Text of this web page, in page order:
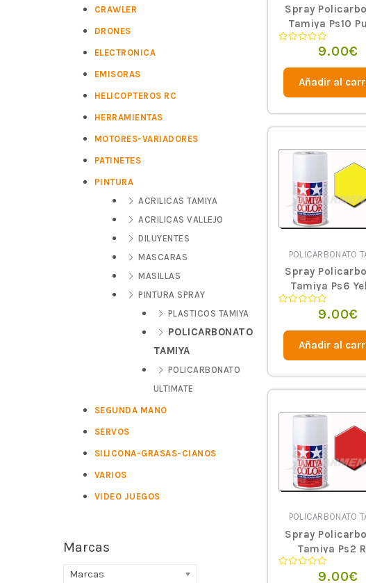
CRAWLER
DRONES
ELECTRONICA
EMISORAS
HELICOPTEROS RC
HERRAMIENTAS
MOTORES-VARIADORES
PATINETES
PINTURA
ACRILICAS TAMIYA
ACRILICAS VALLEJO
DILUYENTES
MASCARAS
MASILLAS
PINTURA SPRAY
PLASTICOS TAMIYA
POLICARBONATO
TAMIYA
POLICARBONATO
ULTIMATE
SEGUNDA MANO
SERVOS
SILICONA-GRASAS-CIANOS
VARIOS
VIDEO JUEGOS
Marcas
Marcas
Spray
Tamiya Ps10
de
9.00€
Añadir al
POLICARBONATO
Spray
Tamiya Ps6
de
9.00€
Añadir al
POLICARBONATO
Spray
Tamiya Ps2
9.00€